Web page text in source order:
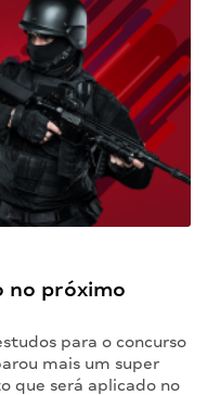
no próximo
para o concurso
mais um super
que será aplicado no